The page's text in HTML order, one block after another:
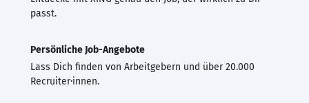
passt.
Persönliche Job-Angebote
Lass Dich finden von Arbeitgebern und über 20.000
Recruiter·innen.